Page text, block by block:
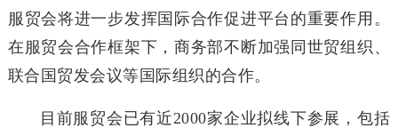
服贸会将进一步发挥国际合作促进平台的重要作用。
在服贸会合作框架下，商务部不断加强同世贸组织、
联合国贸发会议等国际组织的合作。
目前服贸会已有近2000家企业拟线下参展，包括